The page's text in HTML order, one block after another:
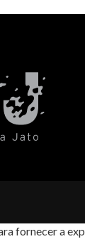
fornecer a